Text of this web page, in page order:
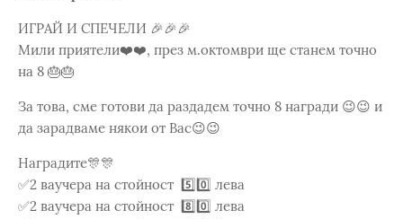
ИГРАЙ И СПЕЧЕЛИ 🎉🎉🎉
Мили приятели❤️❤️, през м.октомври ще станем точно
на 8 🎂🎂
За това, сме готови да раздадем точно 8 награди 😉😉 и
да зарадваме някои от Вас😉😉
Наградите🎊🎊
✅2 ваучера на стойност 5️⃣0️⃣ лева
✅2 ваучера на стойност 8️⃣0️⃣ лева